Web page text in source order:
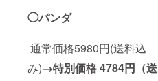
◯パンダ
通常価格5980円(送料込
み)→特別価格4784円（送